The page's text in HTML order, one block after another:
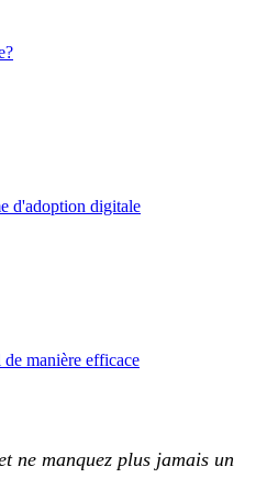
d'adoption digitale
d'adoption digitale
manière efficace
ne manquez plus jamais un